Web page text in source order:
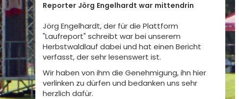
Reporter Jörg Engelhardt war mittendrin
Jörg Engelhardt, der für die Plattform
"Laufreport" schreibt war bei unserem
Herbstwaldlauf dabei und hat einen Bericht
verfasst, der sehr lesenswert ist.
Wir haben von ihm die Genehmigung, ihn hier
verlinken zu dürfen und bedanken uns sehr
herzlich dafür.